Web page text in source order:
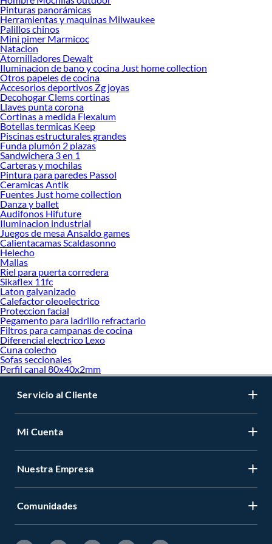
Mochila para gatos!
Explora la variedad de productos de Mochila para gatos en Sodimac
Herramientas, materiales y accesorios de calidad para tus proyectos y
renovación de espacios. ¡Visítanos y descubre todo lo que tenemos para
ofrecerte!
Encuentra una amplia variedad de productos de Mochila para gatos en Sodimac.
Encuentra todo lo necesario para tus proyectos de renovación y decoración.
¡Visítanos y haz tus ideas realidad!
Pinturas panorámicas
Herramientas y maquinas Milwaukee
Palillos chinos
Mini pimer Marmicoc
Natacion
Atornilladores Dewalt
Iluminacion de bano y cocina Just home collection
Otros papeles de cocina
Accesorios deportivos Zg joyas
Decohogar Clems cortinas
Llaves punta corona
Cortinas a medida Flexalum
Botellas termicas Keep
Piscinas estructurales grandes
Funda plumón 2 plazas
Sandwichera 3 en 1
Carteras y mochilas
Pintura para paredes Passol
Ceramicas Antik
Fuentes Just home collection
Danza y ballet
Audifonos Hifuture
Iluminacion industrial
Juegos de mesa Ansaldo games
Calientacamas Scaldasonno
Helecho
Mallas
Riel para puerta corredera
Sikaflex 11fc
Laton galvanizado
Calefactor oleoelectrico
Proteccion facial
Pegamento para ladrillo refractario
Filtros para campanas de cocina
Diferencial electrico Lexo
Cuna colecho
Sofas seccionales
Perfil canal 80x40x2mm
Servicio al Cliente
Mi Cuenta
Nuestra Empresa
Comunidades